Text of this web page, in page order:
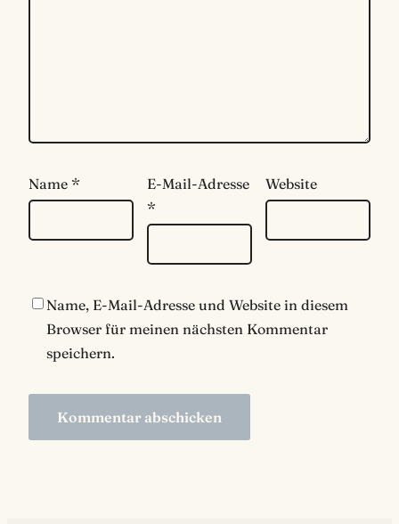
Name *
E-Mail-Adresse
*
Website
Name, E-Mail-Adresse und Website in diesem
Browser für meinen nächsten Kommentar
speichern.